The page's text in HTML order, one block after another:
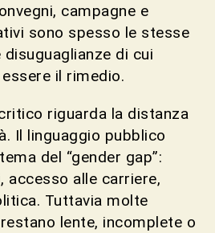
campagne e
sono spesso le stesse
di cui
il rimedio.
riguarda la distanza
Il linguaggio pubblico
del “gender gap”:
accesso alle carriere,
Tuttavia molte
lente, incomplete o